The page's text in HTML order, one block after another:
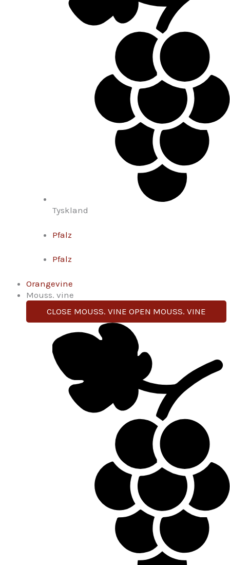
Tyskland
Pfalz
Pfalz
Orangevine
Mouss. vine
CLOSE MOUSS. VINE OPEN MOUSS. VINE